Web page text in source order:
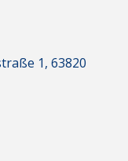
1, 63820